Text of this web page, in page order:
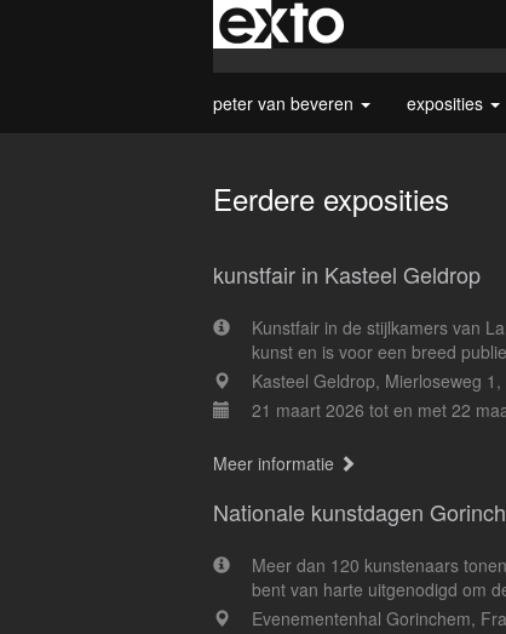
peter van beveren exposities
Eerdere exposities
kunstfair in Kasteel Geldrop
Kunstfair in de stijlkamers van
kunst en is voor een breed
Kasteel Geldrop, Mierloseweg
21 maart 2026 tot en met 22
Meer informatie
Nationale kunstdagen
Meer dan 120 kunstenaars
bent van harte uitgenodigd om
Evenementenhal Gorinchem,